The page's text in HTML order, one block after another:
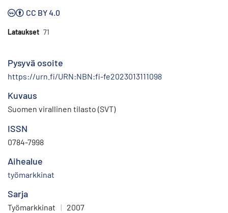
CC BY 4.0
Lataukset 71
Pysyvä osoite
https://urn.fi/URN:NBN:fi-fe2023013111098
Kuvaus
Suomen virallinen tilasto (SVT)
ISSN
0784-7998
Aihealue
työmarkkinat
Sarja
Työmarkkinat | 2007